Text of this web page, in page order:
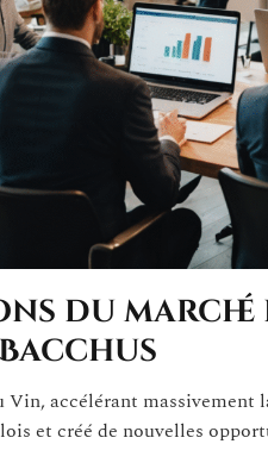
du
Vin, accélérant
et créé de nouvelles